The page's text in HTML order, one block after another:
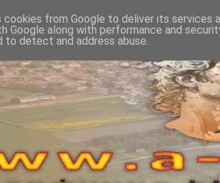
cookies from Google to deliver its services
Google along with performance and
to detect and address abuse.